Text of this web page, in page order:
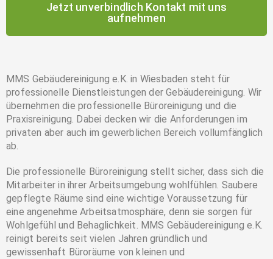
Jetzt unverbindlich Kontakt mit uns
aufnehmen
MMS Gebäudereinigung e.K. in Wiesbaden steht für
professionelle Dienstleistungen der Gebäudereinigung. Wir
übernehmen die professionelle Büroreinigung und die
Praxisreinigung. Dabei decken wir die Anforderungen im
privaten aber auch im gewerblichen Bereich vollumfänglich
ab.
Die professionelle Büroreinigung stellt sicher, dass sich die
Mitarbeiter in ihrer Arbeitsumgebung wohlfühlen. Saubere
gepflegte Räume sind eine wichtige Voraussetzung für
eine angenehme Arbeitsatmosphäre, denn sie sorgen für
Wohlgefühl und Behaglichkeit. MMS Gebäudereinigung e.K.
reinigt bereits seit vielen Jahren gründlich und
gewissenhaft Büroräume von kleinen und